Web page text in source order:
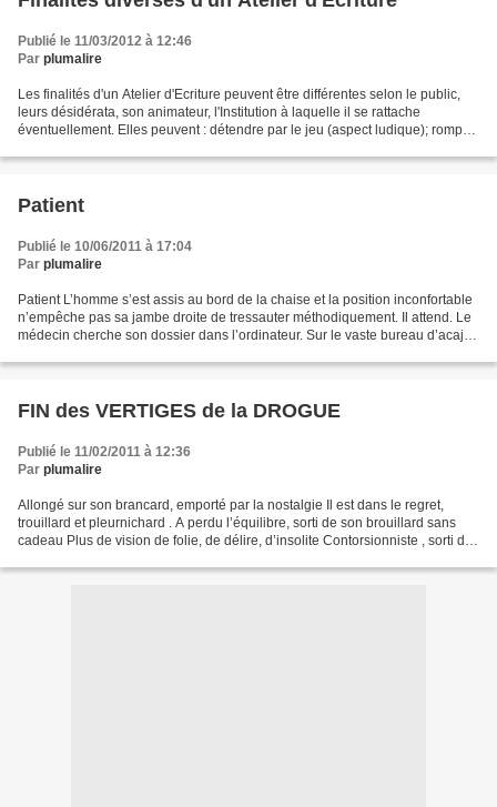
Publié le 11/03/2012 à 12:46
Par plumalire
Les finalités d'un Atelier d'Ecriture peuvent être différentes selon le public,
leurs désidérata, son animateur, l'Institution à laquelle il se rattache
éventuellement. Elles peuvent : détendre par le jeu (aspect ludique); rompre
Patient
Publié le 10/06/2011 à 17:04
Par plumalire
Patient L’homme s’est assis au bord de la chaise et la position inconfortable
n’empêche pas sa jambe droite de tressauter méthodiquement. Il attend. Le
médecin cherche son dossier dans l’ordinateur. Sur le vaste bureau d’acajou
FIN des VERTIGES de la DROGUE
Publié le 11/02/2011 à 12:36
Par plumalire
Allongé sur son brancard, emporté par la nostalgie Il est dans le regret,
trouillard et pleurnichard . A perdu l’équilibre, sorti de son brouillard sans
cadeau Plus de vision de folie, de délire, d’insolite Contorsionniste , sorti de